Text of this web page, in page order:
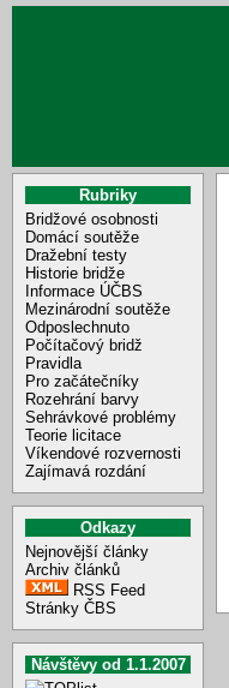
Rubriky
Bridžové osobnosti
Domácí soutěže
Dražební testy
Historie bridže
Informace ÚČBS
Mezinárodní soutěže
Odposlechnuto
Počítačový bridž
Pravidla
Pro začátečníky
Rozehrání barvy
Sehrávkové problémy
Teorie licitace
Víkendové rozvernosti
Zajímavá rozdání
Odkazy
Nejnovější články
Archiv článků
RSS Feed
Stránky ČBS
Návštěvy od 1.1.2007